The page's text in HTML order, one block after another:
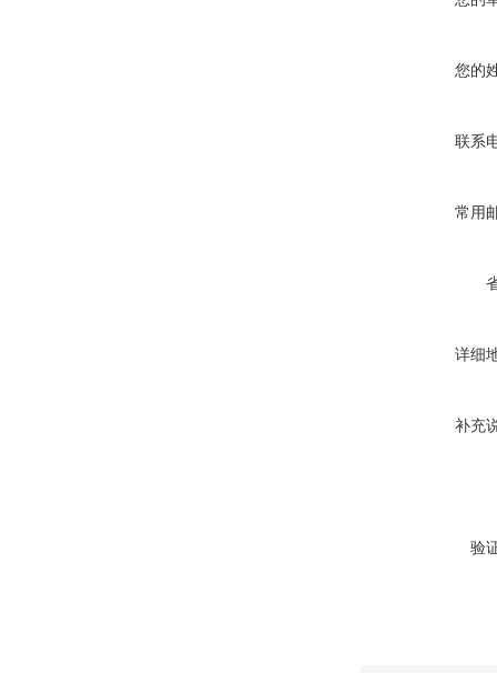
您的
联系
常用
详细
补充
验